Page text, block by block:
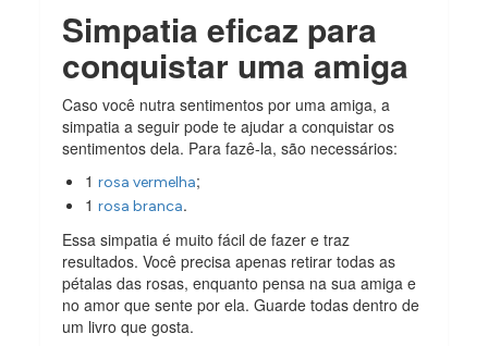
Simpatia eficaz para
conquistar uma amiga
Caso você nutra sentimentos por uma amiga, a
simpatia a seguir pode te ajudar a conquistar os
sentimentos dela. Para fazê-la, são necessários:
1rosa vermelha;
1rosa branca.
Essa simpatia é muito fácil de fazer e traz
resultados. Você precisa apenas retirar todas as
pétalas das rosas, enquanto pensa na sua amiga e
no amor que sente por ela. Guarde todas dentro de
um livro que gosta.